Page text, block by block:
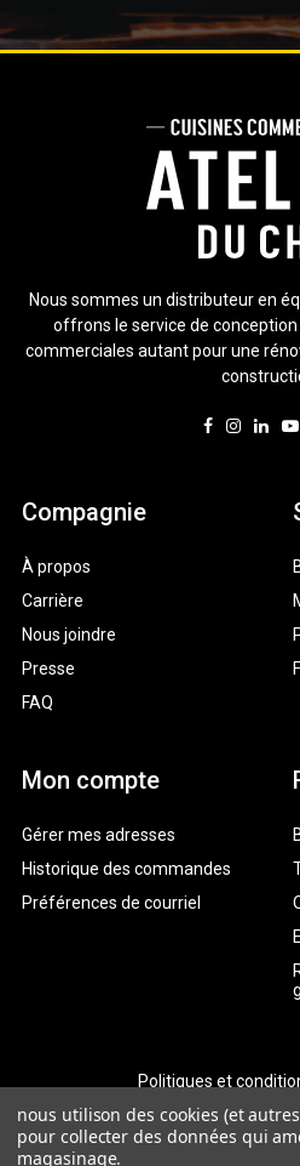
Nous sommes un distributeur en
offrons le service de
commerciales autant pour une
Compagnie
À propos
Carrière
Nous joindre
Presse
FAQ
Mon compte
Gérer mes adresses
Historique des commandes
Préférences de courriel
Politiques et
Politique de
nous utilison des cookies (et
pour collecter des données qui
magasinage.